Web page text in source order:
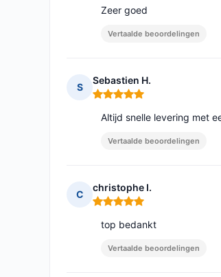
Zeer goed
Vertaalde beoordelingen
S
Sebastien H.
Opmerking: 5 van 5
Altijd snelle levering met
Vertaalde beoordelingen
C
christophe I.
Opmerking: 5 van 5
top bedankt
Vertaalde beoordelingen